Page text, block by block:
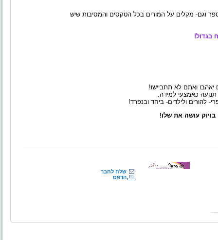
הספר וגם- מקלים על המורים בכל הטקסים והמסיבות שיש
בגדול!
ואתם לא תתביישו!
כאמצעי למידה.
להורים ולילדים- ביחד ובנפרד!
שלח לחבר
הדפס